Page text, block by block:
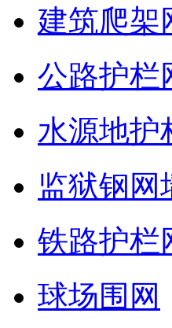
建筑爬架
公路护栏
水源地护
监狱钢网
铁路护栏
球场围网